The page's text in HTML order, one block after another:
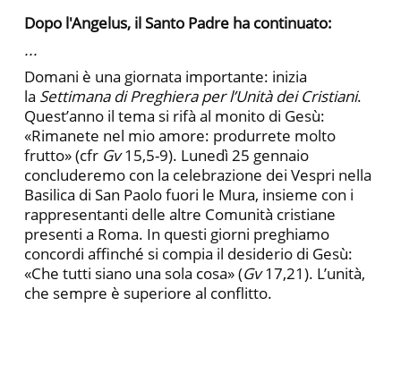
Dopo l'Angelus, il Santo Padre ha continuato:
...
Domani è una giornata importante: inizia
la Settimana di Preghiera per l’Unità dei Cristiani.
Quest’anno il tema si rifà al monito di Gesù:
«Rimanete nel mio amore: produrrete molto
frutto» (cfr Gv15,5-9). Lunedì 25 gennaio
concluderemo con la celebrazione dei Vespri nella
Basilica di San Paolo fuori le Mura, insieme con i
rappresentanti delle altre Comunità cristiane
presenti a Roma. In questi giorni preghiamo
concordi affinché si compia il desiderio di Gesù:
«Che tutti siano una sola cosa» (Gv17,21). L’unità,
che sempre è superiore al conflitto.